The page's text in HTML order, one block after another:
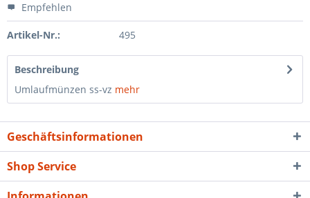
Empfehlen
Artikel-Nr.: 495
Beschreibung
Umlaufmünzen ss-vz mehr
Geschäftsinformationen
Shop Service